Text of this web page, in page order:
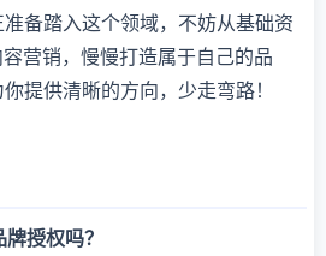
备踏入这个领域，不妨从基础资
营销，慢慢打造属于自己的品
提供清晰的方向，少走弯路！
授权吗？